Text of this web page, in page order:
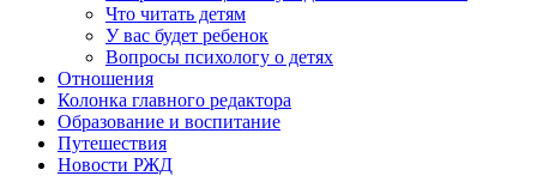
Что читать детям
У вас будет ребенок
Вопросы психологу о детях
Отношения
Колонка главного редактора
Образование и воспитание
Путешествия
Новости РЖД